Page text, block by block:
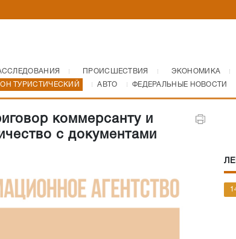
ПРОИСШЕСТВИЯ ЭКОНОМИКА
ТУРИСТИЧЕСКИЙ АВТО ФЕДЕРАЛЬНЫЕ НОВОСТИ
коммерсанту и
с документами